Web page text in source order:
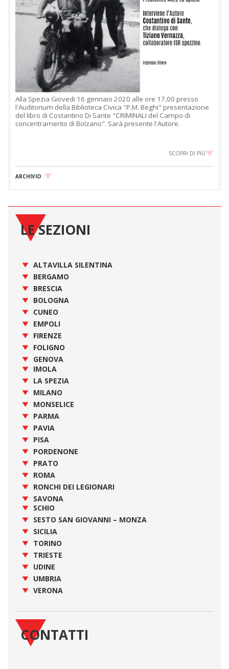
Alla Spezia Giovedi 16 gennaio 2020 alle ore 17,00 presso
l'Auditorium della Biblioteca Civica "P.M. Beghi" presentazione
del libro di Costantino Di Sante "CRIMINALI del Campo di
concentramento di Bolzano". Sarà presente l'Autore.
SCOPRI DI PIÙ
ARCHIVIO
LE SEZIONI
ALTAVILLA SILENTINA
BERGAMO
BRESCIA
BOLOGNA
CUNEO
EMPOLI
FIRENZE
FOLIGNO
GENOVA
IMOLA
LA SPEZIA
MILANO
MONSELICE
PARMA
PAVIA
PISA
PORDENONE
PRATO
ROMA
RONCHI DEI LEGIONARI
SAVONA
SCHIO
SESTO SAN GIOVANNI – MONZA
SICILIA
TORINO
TRIESTE
UDINE
UMBRIA
VERONA
CONTATTI